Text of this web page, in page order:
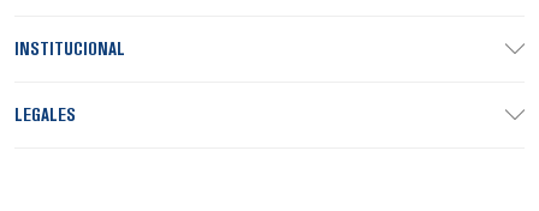
INSTITUCIONAL
LEGALES